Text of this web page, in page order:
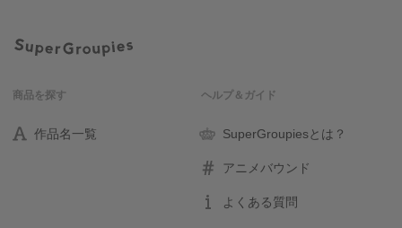
商品を探す
作品名一覧
ヘルプ＆ガイド
SuperGroupiesとは？
アニメバウンド
よくある質問